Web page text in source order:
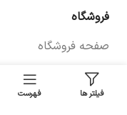
فروشگاه
صفحه فروشگاه
شرایط پرداخت و ارسال
سیاست های بازگشت کالا
فیلتر ها فهرست